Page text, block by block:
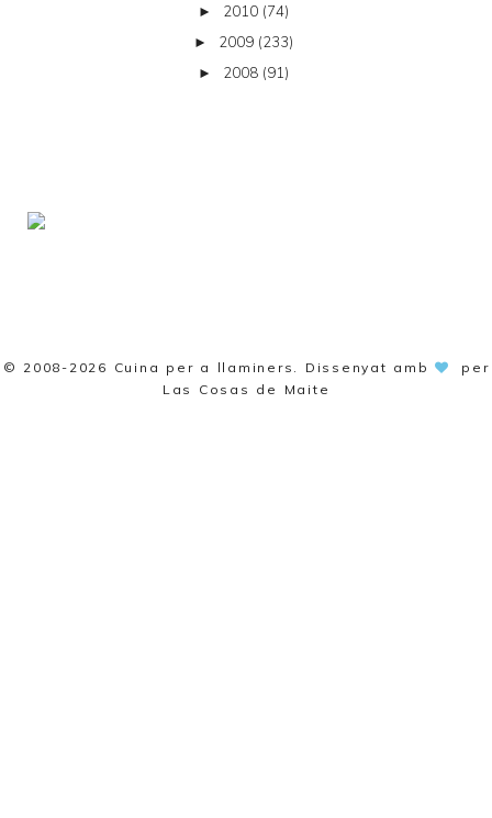
► 2010 (74)
► 2009 (233)
► 2008 (91)
© 2008-2026 Cuina per a llaminers . Dissenyat amb
per
Las Cosas de Maite